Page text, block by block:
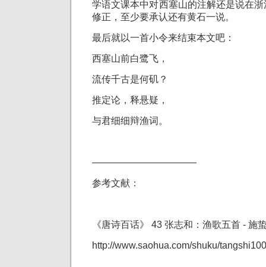
学语文课本中对西塞山的注解还是说在
修正，至少要承认还有黄石一说。
最后就以一首小令来结束本文吧：
西塞山前白鹭飞，
流传千古是何矶？
推定论，释悬疑，
与君细细辩渔词。
———————————
参考文献：
《唐诗百话》 43 张志和：渔歌五首 - 施
http://www.saohua.com/shuku/